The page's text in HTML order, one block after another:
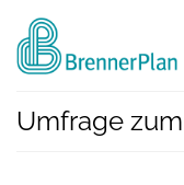
Umfrage